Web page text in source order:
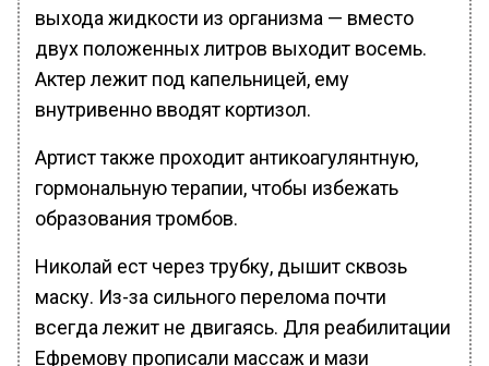
выхода жидкости из организма — вместо
двух положенных литров выходит восемь.
Актер лежит под капельницей, ему
внутривенно вводят кортизол.
Артист также проходит антикоагулянтную,
гормональную терапии, чтобы избежать
образования тромбов.
Николай ест через трубку, дышит сквозь
маску. Из-за сильного перелома почти
всегда лежит не двигаясь. Для реабилитации
Ефремову прописали массаж и мази